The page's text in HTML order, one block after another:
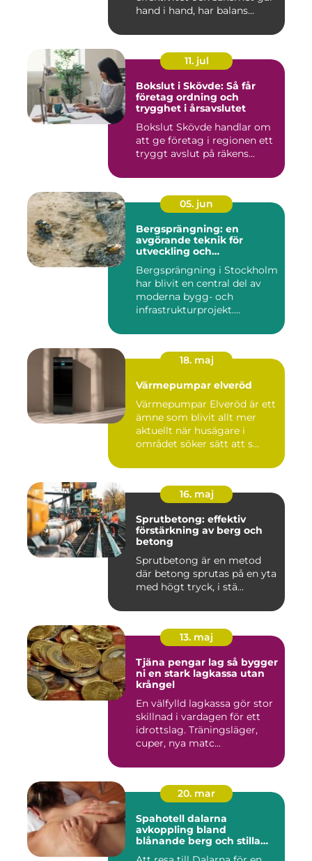
hand i hand, har balans...
11. jul
Bokslut i Skövde: Så får
företag ordning och
trygghet i årsavslutet
Bokslut Skövde handlar om
att ge företag i regionen ett
tryggt avslut på räkens...
05. jun
Bergsprängning: en
avgörande teknik för
utveckling och
Bergsprängning i Stockholm
har blivit en central del av
moderna bygg- och
infrastrukturprojekt....
18. maj
Värmepumpar elveröd
Värmepumpar Elveröd är ett
ämne som blivit allt mer
aktuellt när husägare i
området söker sätt att s...
16. maj
Sprutbetong: effektiv
förstärkning av berg och
betong
Sprutbetong är en metod
där betong sprutas på en yta
med högt tryck, i stä...
13. maj
Tjäna pengar lag så bygger
ni en stark lagkassa utan
krångel
En välfylld lagkassa gör stor
skillnad i vardagen för ett
idrottslag. Träningsläger,
cuper, nya matc...
20. mar
Spahotell dalarna
avkoppling bland
blånande berg och stilla